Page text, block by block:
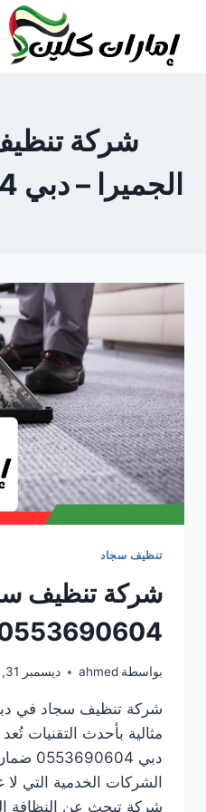
المحتوى
شركة
الجميرا – دبي 0553690604
تنظيف سجاد
شركة تنظيف
0553690604 ضمان
بواسطة ahmed ديسمبر 31, 2025
شركة تنظيف سجاد في
مثالية بأحدث التقنيات
الشركات الخدمية التي
شركة تبحث عن النظافة